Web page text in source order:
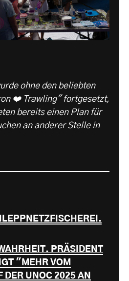
ohne den beliebten
❤️ Trawling" fortgesetzt,
bereits einen Plan für
an anderer Stelle in
PRÄSIDENT
"MEHR VOM
UNOC 2025 AN